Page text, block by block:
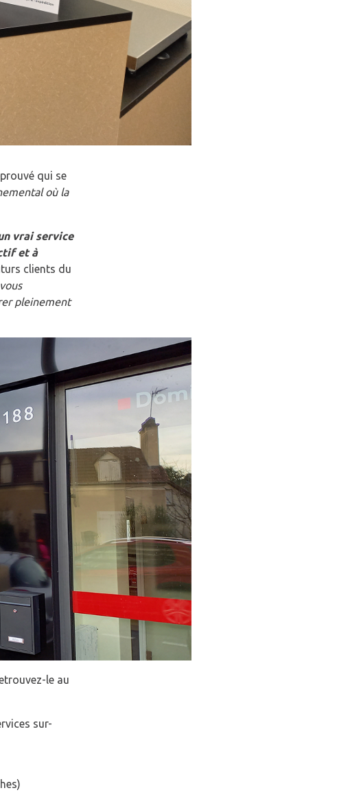
qui se
où la
vrai service
et à
clients du
pleinement
le au
sur-